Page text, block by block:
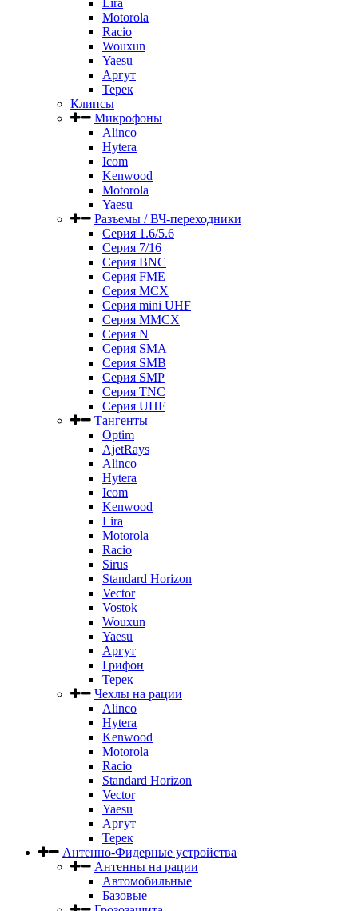
Lira
Motorola
Racio
Wouxun
Yaesu
Аргут
Терек
Клипсы
Микрофоны
Alinco
Hytera
Icom
Kenwood
Motorola
Yaesu
Разъемы / ВЧ-переходники
Серия 1.6/5.6
Серия 7/16
Серия BNC
Серия FME
Серия MCX
Серия mini UHF
Серия MMCX
Серия N
Серия SMA
Серия SMB
Серия SMP
Серия TNC
Серия UHF
Тангенты
Optim
AjetRays
Alinco
Hytera
Icom
Kenwood
Lira
Motorola
Racio
Sirus
Standard Horizon
Vector
Vostok
Wouxun
Yaesu
Аргут
Грифон
Терек
Чехлы на рации
Alinco
Hytera
Kenwood
Motorola
Racio
Standard Horizon
Vector
Yaesu
Аргут
Терек
Антенно-Фидерные устройства
Антенны на рации
Автомобильные
Базовые